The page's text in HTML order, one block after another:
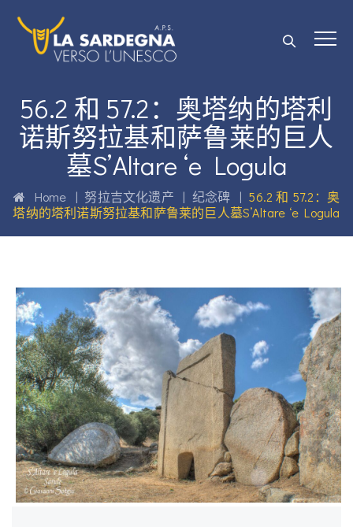
56.2 和 57.2：奥塔纳的塔利
诺斯努拉基和萨鲁莱的巨人
墓S’Altare ‘e Logula
Home | 努拉吉文化遗产 | 纪念碑 | 56.2 和 57.2：奥
塔纳的塔利诺斯努拉基和萨鲁莱的巨人墓S’Altare ‘e Logula